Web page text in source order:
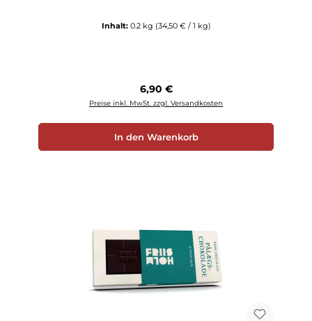
Inhalt: 0.2 kg (34,50 € / 1 kg)
Regulärer Preis:
6,90 €
Preise inkl. MwSt. zzgl. Versandkosten
In den Warenkorb